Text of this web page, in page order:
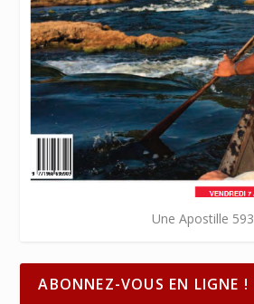
Une Apostille 593
ABONNEZ-VOUS EN LIGNE !